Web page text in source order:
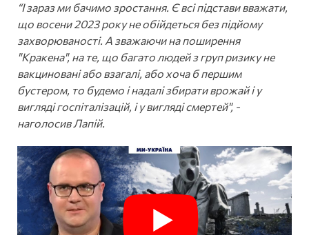
“І зараз ми бачимо зростання. Є всі підстави вважати,
що восени 2023 року не обійдеться без підйому
захворюваності. А зважаючи на поширення
"Кракена", на те, що багато людей з груп ризику не
вакциновані або взагалі, або хоча б першим
бустером, то будемо і надалі збирати врожай і у
вигляді госпіталізацій, і у вигляді смертей", -
наголосив Лапій.